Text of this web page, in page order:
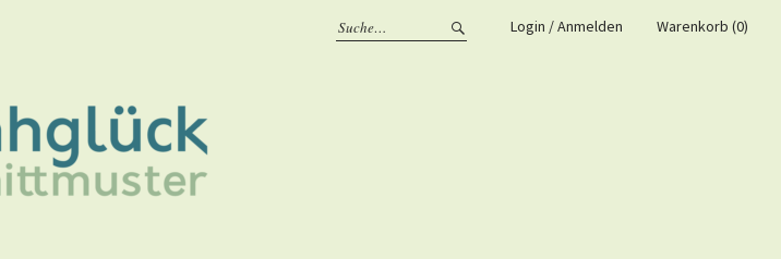
Login / Anmelden Warenkorb (0)